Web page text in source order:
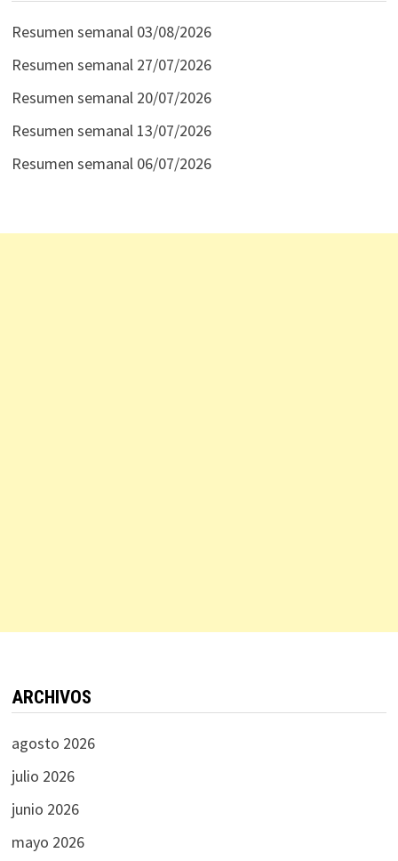
Resumen semanal 03/08/2026
Resumen semanal 27/07/2026
Resumen semanal 20/07/2026
Resumen semanal 13/07/2026
Resumen semanal 06/07/2026
ARCHIVOS
agosto 2026
julio 2026
junio 2026
mayo 2026